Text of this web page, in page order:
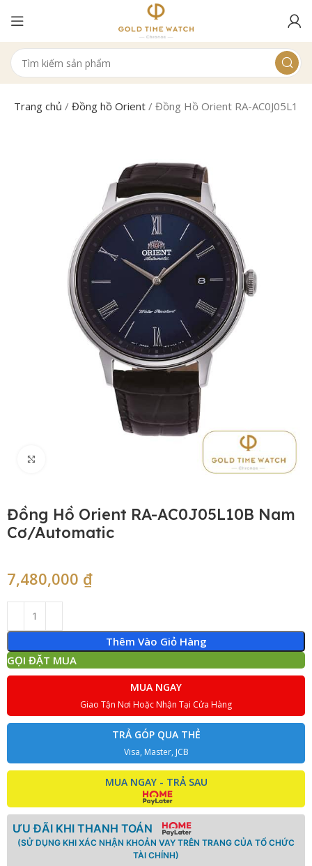
Trang chủ /Đồng hồ Orient /Đồng Hồ Orient RA-
Đồng Hồ Orient RA-AC0J05L10B Nam
Cơ/Automatic
7,480,000 ₫
Thêm Vào Giỏ Hàng
GỌI ĐẶT MUA
MUA NGAY
Giao Tận Nơi Hoặc Nhận Tại Cửa Hàng
TRẢ GÓP QUA THẺ
Visa, Master, JCB
MUA NGAY - TRẢ SAU
ƯU ĐÃI KHI THANH TOÁN
(SỬ DỤNG KHI XÁC NHẬN KHOẢN VAY TRÊN TRANG CỦA TỔ CHỨC
TÀI CHÍNH)